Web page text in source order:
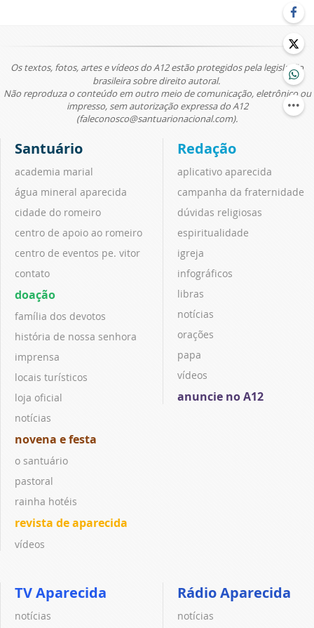
Os textos, fotos, artes e vídeos do A12 estão protegidos pela legislação
brasileira sobre direito autoral.
Não reproduza o conteúdo em outro meio de comunicação, eletrônico ou
impresso, sem autorização expressa do A12
(faleconosco@santuarionacional.com).
Santuário
academia marial
água mineral aparecida
cidade do romeiro
centro de apoio ao romeiro
centro de eventos pe. vitor
contato
doação
família dos devotos
história de nossa senhora
imprensa
locais turísticos
loja oficial
notícias
novena e festa
o santuário
pastoral
rainha hotéis
revista de aparecida
vídeos
Redação
aplicativo aparecida
campanha da fraternidade
dúvidas religiosas
espiritualidade
igreja
infográficos
libras
notícias
orações
papa
vídeos
anuncie no A12
TV Aparecida
notícias
Rádio Aparecida
notícias